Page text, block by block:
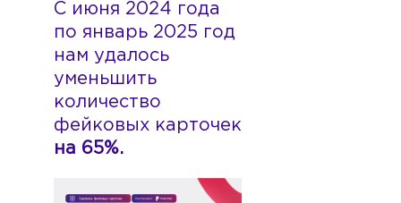
С июня 2024 года
по январь 2025 год
нам удалось
уменьшить
количество
фейковых карточек
на 65%.